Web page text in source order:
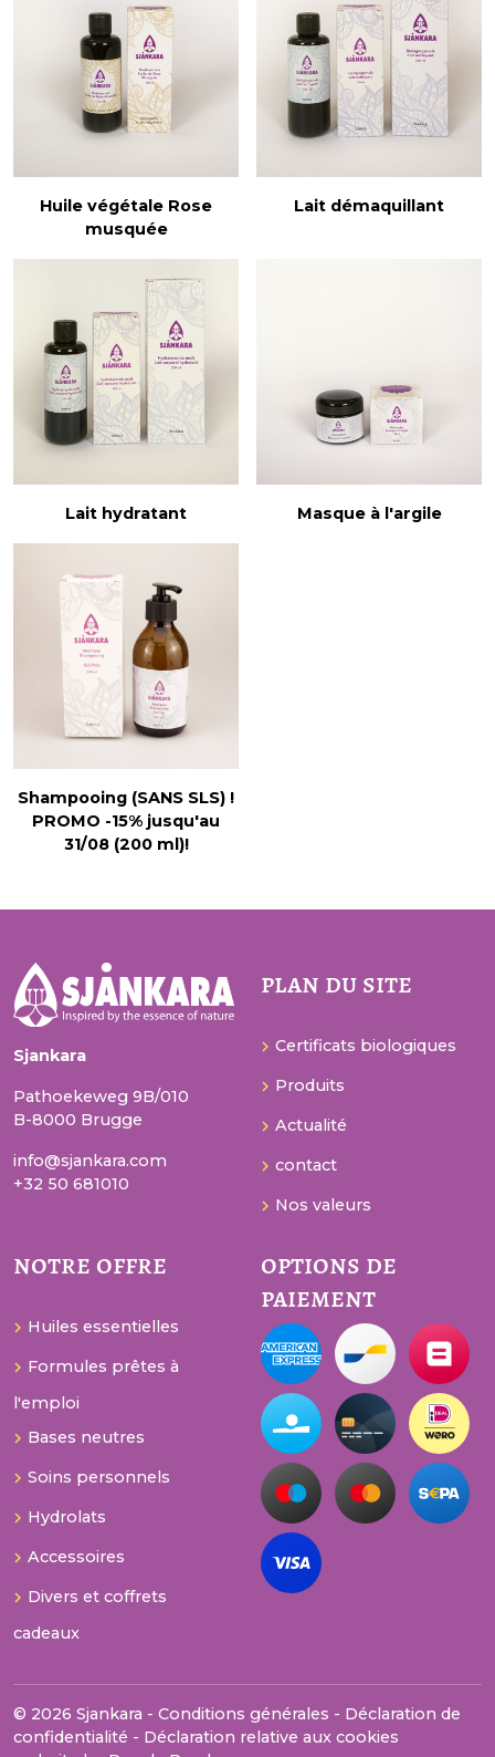
Huile végétale Rose
musquée
Lait démaquillant
Lait hydratant Masque à l'argile
Shampooing (SANS SLS) !
PROMO -15% jusqu'au
31/08 (200 ml)!
Sjankara
Pathoekeweg 9B/010
B-8000 Brugge
info@sjankara.com
+32 50 681010
plan du site
Certificats biologiques
Produits
Actualité
contact
Nos valeurs
notre offre
Huiles essentielles
Formules prêtes à
l'emploi
Bases neutres
Soins personnels
Hydrolats
Accessoires
Divers et coffrets
cadeaux
options de
paiement
© 2026 Sjankara - Conditions générales - Déclaration de
confidentialité - Déclaration relative aux cookies